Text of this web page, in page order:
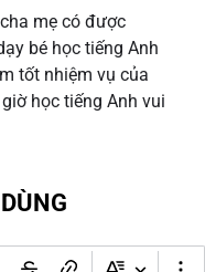
mẹ có được
bé học tiếng Anh
tốt nhiệm vụ của
học tiếng Anh vui